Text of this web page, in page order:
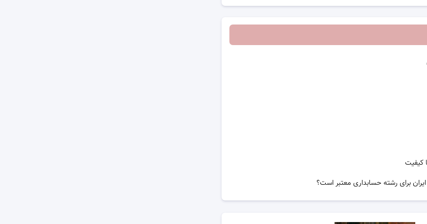
کیفیت
برای رشته حسابداری معتبر است؟